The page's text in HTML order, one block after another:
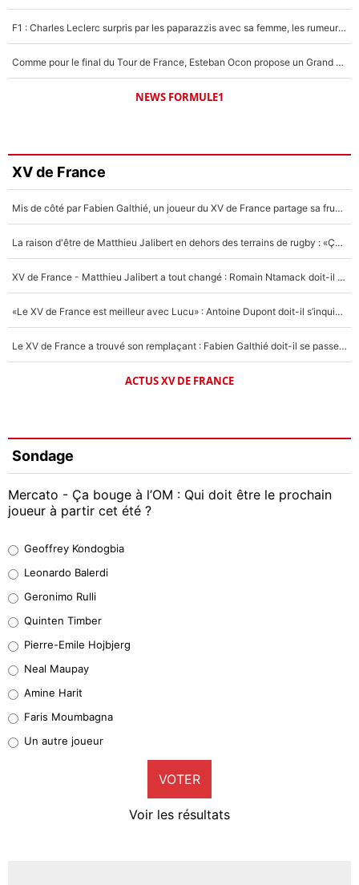
F1 : Charles Leclerc surpris par les paparazzis avec sa femme, les rumeurs étaient vraies !
Comme pour le final du Tour de France, Esteban Ocon propose un Grand Prix de Formule 1 à Paris : «Autour de l’Arc de Triomphe, ce serait génial» !
NEWS FORMULE1
XV de France
Mis de côté par Fabien Galthié, un joueur du XV de France partage sa frustration : «ils ne me l’ont pas dit tout de suite»
La raison d'être de Matthieu Jalibert en dehors des terrains de rugby : «Ça m'atteint autant que si tu touches à un membre de ma famille»
XV de France - Matthieu Jalibert a tout changé : Romain Ntamack doit-il s’inquiéter pour sa place à un an de la Coupe du monde ?
«Le XV de France est meilleur avec Lucu» : Antoine Dupont doit-il s’inquiéter pour sa place ?
Le XV de France a trouvé son remplaçant : Fabien Galthié doit-il se passer d'Antoine Dupont ?
ACTUS XV DE FRANCE
Sondage
Mercato - Ça bouge à l’OM : Qui doit être le prochain
joueur à partir cet été ?
38%
32%
5%
1%
9%
Geoffrey Kondogbia
Leonardo Balerdi
Geronimo Rulli
Quinten Timber
Pierre-Emile Hojbjerg
Neal Maupay
Amine Harit
Faris Moumbagna
Un autre joueur
VOTER
Voir les résultats